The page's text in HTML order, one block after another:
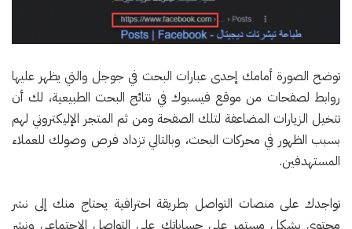
توضح الصورة أمامك إحدى عبارات البحث في جوجل والتي يظهر عليها
روابط لصفحات من موقع فيسبوك في نتائج البحث الطبيعية، لك أن
تتخيل الزيارات المضاعفة لتلك الصفحة ومن ثم المتجر الإليكتروني لهم
بسبب الظهور في محركات البحث، وبالتالي تزداد فرص وصولك للعملاء
المستهدفين.
تواجدك على منصات التواصل بطريقة احترافية يحتاج منك إلى نشر
محتوى بشكل مستمر على حساباتك على التواصل الإجتماعي ونشر